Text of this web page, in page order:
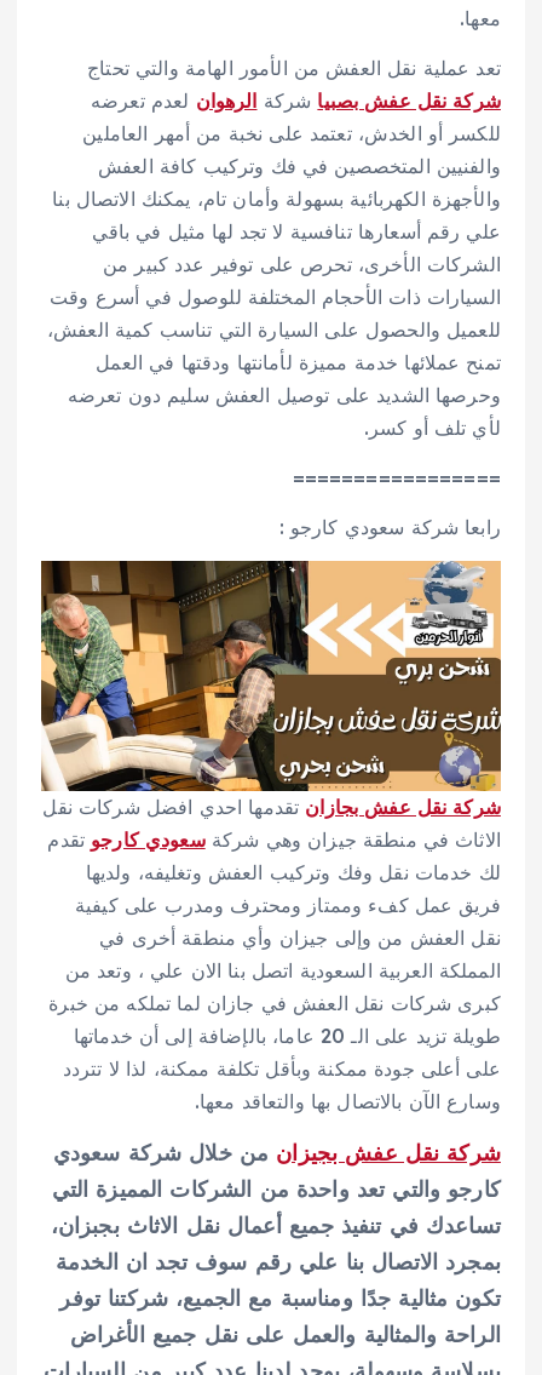
معها.
تعد عملية نقل العفش من الأمور الهامة والتي تحتاج
شركة نقل عفش بصبيا شركة الرهوان لعدم تعرضه
للكسر أو الخدش، تعتمد على نخبة من أمهر العاملين
والفنيين المتخصصين في فك وتركيب كافة العفش
والأجهزة الكهربائية بسهولة وأمان تام، يمكنك الاتصال بنا
علي رقم أسعارها تنافسية لا تجد لها مثيل في باقي
الشركات الأخرى، تحرص على توفير عدد كبير من
السيارات ذات الأحجام المختلفة للوصول في أسرع وقت
للعميل والحصول على السيارة التي تناسب كمية العفش،
تمنح عملائها خدمة مميزة لأمانتها ودقتها في العمل
وحرصها الشديد على توصيل العفش سليم دون تعرضه
لأي تلف أو كسر.
=================
رابعا شركة سعودي كارجو :
شركة نقل عفش بجازان تقدمها احدي افضل شركات نقل
الاثاث في منطقة جيزان وهي شركة سعودي كارجو تقدم
لك خدمات نقل وفك وتركيب العفش وتغليفه، ولديها
فريق عمل كفء وممتاز ومحترف ومدرب على كيفية
نقل العفش من وإلى جيزان وأي منطقة أخرى في
المملكة العربية السعودية اتصل بنا الان علي ، وتعد من
كبرى شركات نقل العفش في جازان لما تملكه من خبرة
طويلة تزيد على الـ 20 عاما، بالإضافة إلى أن خدماتها
على أعلى جودة ممكنة وبأقل تكلفة ممكنة، لذا لا تتردد
وسارع الآن بالاتصال بها والتعاقد معها.
شركة نقل عفش بجيزان من خلال شركة سعودي
كارجو والتي تعد واحدة من الشركات المميزة التي
تساعدك في تنفيذ جميع أعمال نقل الاثاث بجبزان،
بمجرد الاتصال بنا علي رقم سوف تجد ان الخدمة
تكون مثالية جدًا ومناسبة مع الجميع، شركتنا توفر
الراحة والمثالية والعمل على نقل جميع الأغراض